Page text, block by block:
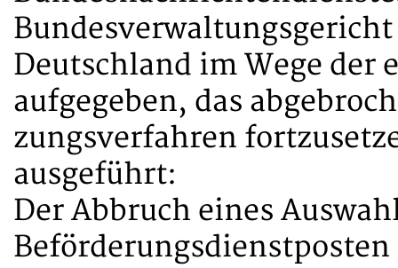
Deutschland im Wege
aufgegeben, das
zungsverfahren
ausgeführt:
Der Abbruch eines